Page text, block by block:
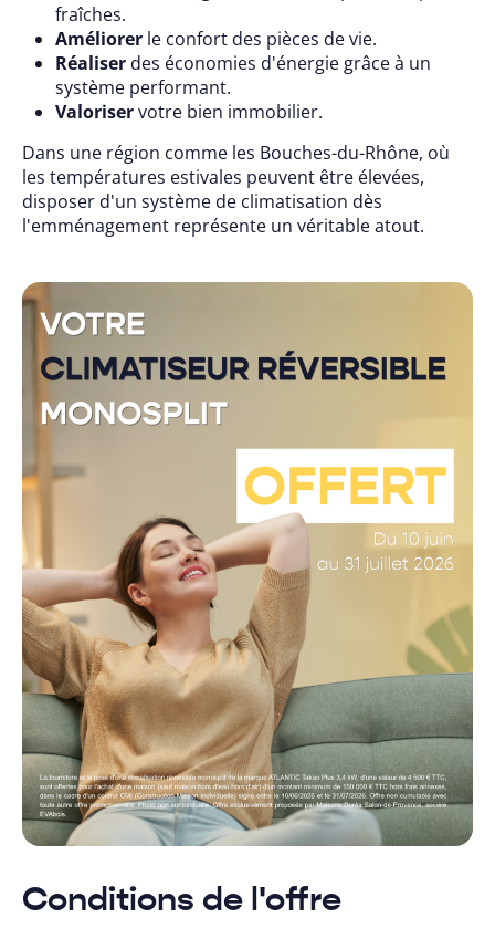
fraîches.
Améliorer le confort des pièces de vie.
Réaliser des économies d'énergie grâce à un
système performant.
Valoriservotre bien immobilier.
Dans une région comme les Bouches-du-Rhône, où
les températures estivales peuvent être élevées,
disposer d'un système de climatisation dès
l'emménagement représente un véritable atout.
Conditions de l'offre